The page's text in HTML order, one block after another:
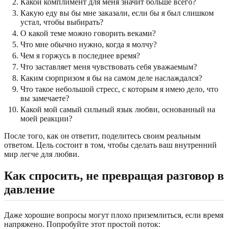
Какую еду вы бы мне заказали, если бы я был слишком
устал, чтобы выбирать?
О какой теме можно говорить веками?
Что мне обычно нужно, когда я молчу?
Чем я горжусь в последнее время?
Что заставляет меня чувствовать себя уважаемым?
Каким сюрпризом я бы на самом деле наслаждался?
Что такое небольшой стресс, с которым я имею дело, что
вы замечаете?
Какой мой самый сильный язык любви, основанный на
моей реакции?
После того, как он ответит, поделитесь своим реальным
ответом. Цель состоит в том, чтобы сделать ваш внутренний
мир легче для любви.
Как спросить, не превращая разговор в
давление
Даже хорошие вопросы могут плохо приземлиться, если время
напряжено. Попробуйте этот простой поток: